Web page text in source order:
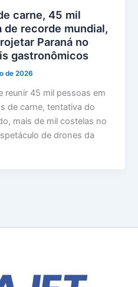
carne, 45 mil
recorde mundial,
Paraná no
gastronômicos
de 2026
reunir 45 mil pessoas em
de carne, tentativa do
mais de mil costelas no
de drones da